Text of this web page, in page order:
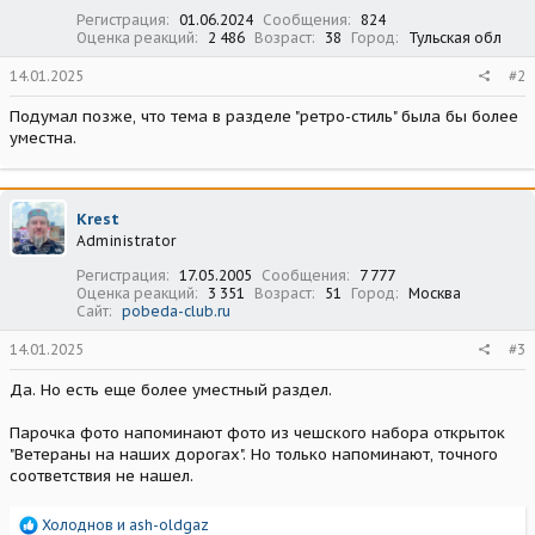
Регистрация 01.06.2024 Сообщения
824
Оценка реакций
2 486 Возраст 38 Город Тульская обл
14.01.2025 #2
Подумал позже, что тема в разделе "ретро-стиль" была бы более
уместна.
Krest
Administrator
Регистрация
17.05.2005 Сообщения
7 777
Оценка реакций
3 351 Возраст 51 Город
Москва
Сайт
pobeda-club.ru
14.01.2025 #3
Да. Но есть еще более уместный раздел.
Парочка фото напоминают фото из чешского набора открыток
"Ветераны на наших дорогах". Но только напоминают, точного
соответствия не нашел.
Р
Холоднов и ash-oldgaz